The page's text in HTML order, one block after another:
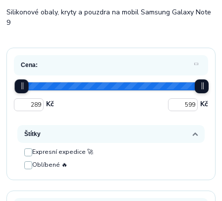
Silikonové obaly, kryty a pouzdra na mobil Samsung Galaxy Note
9
Cena:
Kč Kč
Štítky
Expresní expedice 🚀
Oblíbené 🔥